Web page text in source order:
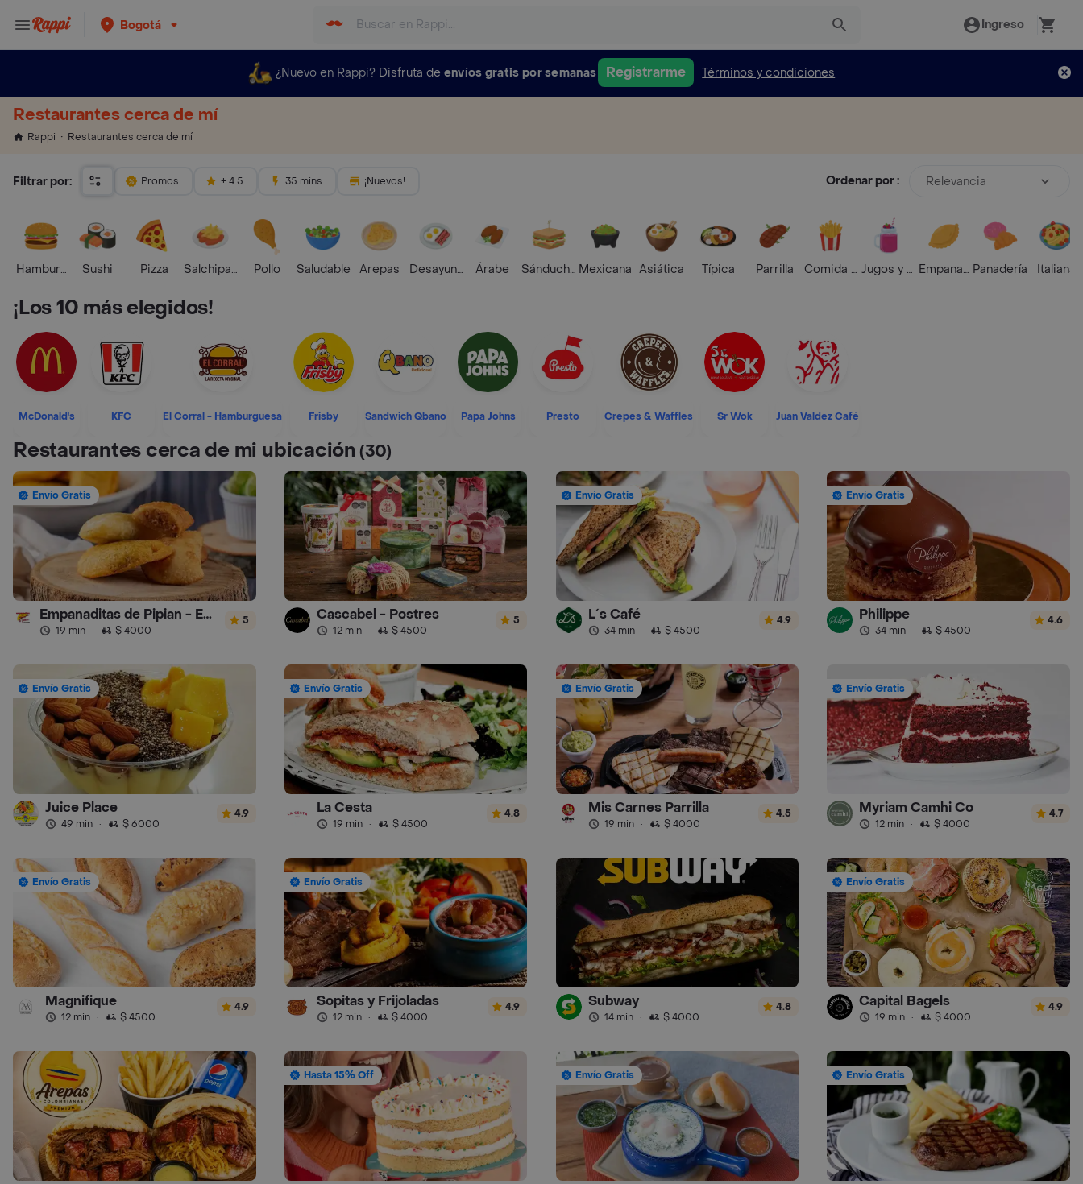
Bogotá Ingreso
¿Nuevo en Rappi? Disfruta de envíos gratis por semanas Registrarme Términos y condiciones
Restaurantes cerca de mí
Rappi Restaurantes cerca de mí
Filtrar por: Promos + 4.5 35 mins ¡Nuevos! Ordenar por : Relevancia
HamburguesaSushi Pizza Salchipapas Pollo Saludable Arepas Desayunos Árabe SánduchesMexicana Asiática Típica Parrilla Comida RápidaJugos y BatidosEmpanadasPanadería Italiana
¡Los 10 más elegidos!
McDonald's KFC El Corral - Hamburguesa Frisby Sandwich Qbano Papa Johns Presto Crepes & Waffles Sr Wok Juan Valdez Café
Restaurantes cerca de mi ubicación(30)
Envío Gratis
Empanaditas de Pipian - Empanadas
19 min · $ 4000
5 Cascabel - Postres
12 min · $ 4500
5
Envío Gratis
L´s Café
34 min · $ 4500
4.9
Envío Gratis
Philippe
34 min · $ 4500
4.6
Envío Gratis
Juice Place
49 min · $ 6000
4.9
Envío Gratis
La Cesta
19 min · $ 4500
4.8
Envío Gratis
Mis Carnes Parrilla
19 min · $ 4000
4.5
Envío Gratis
Myriam Camhi Co
12 min · $ 4000
4.7
Envío Gratis
Magnifique
12 min · $ 4500
4.9
Envío Gratis
Sopitas y Frijoladas
12 min · $ 4000
4.9 Subway
14 min · $ 4000
4.8
Envío Gratis
Capital Bagels
19 min · $ 4000
4.9
Hasta 15% Off Envío Gratis Envío Gratis